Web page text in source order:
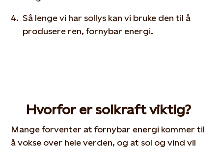
Så lenge vi har sollys kan vi bruke den til å
produsere ren, fornybar energi.
Hvorfor er solkraft viktig?
Mange forventer at fornybar energi kommer til
å vokse over hele verden, og at sol og vind vil